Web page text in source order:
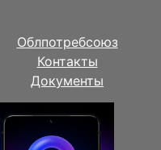
Облпотребсоюз
Контакты
Документы